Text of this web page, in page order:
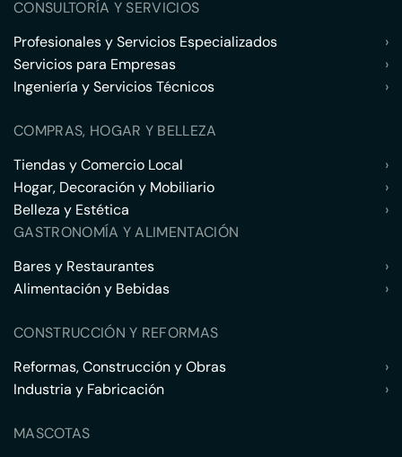
CONSULTORÍA Y SERVICIOS
Profesionales y Servicios Especializados
›
Servicios para Empresas
›
Ingeniería y Servicios Técnicos
›
COMPRAS, HOGAR Y BELLEZA
Tiendas y Comercio Local
›
Hogar, Decoración y Mobiliario
›
Belleza y Estética
›
GASTRONOMÍA Y ALIMENTACIÓN
Bares y Restaurantes
›
Alimentación y Bebidas
›
CONSTRUCCIÓN Y REFORMAS
Reformas, Construcción y Obras
›
Industria y Fabricación
›
MASCOTAS